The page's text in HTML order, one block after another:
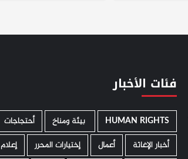
فئات الأخبار
HUMAN RIGHTS ­ بيئة ومناخ
أحتجاجات
أخبار الإغاثة
أعمال إختيارات المحرر إعلام